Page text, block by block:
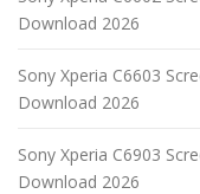
Download 2026
Sony Xperia C6603
Download 2026
Sony Xperia C6903
Download 2026